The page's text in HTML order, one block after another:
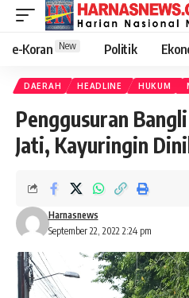
e-Koran New Politik
DAERAH HEADLINE HUKUM
Penggusuran
Jati, Kayuringin
September 22, 2022 2:24 pm
Harnasnews